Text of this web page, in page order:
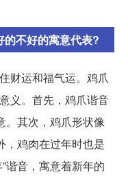
的不好的寓意代表?
财运和福气运。鸡爪
义。首先，鸡爪谐音
。其次，鸡爪形状像
，鸡肉在过年时也是
谐音，寓意着新年的